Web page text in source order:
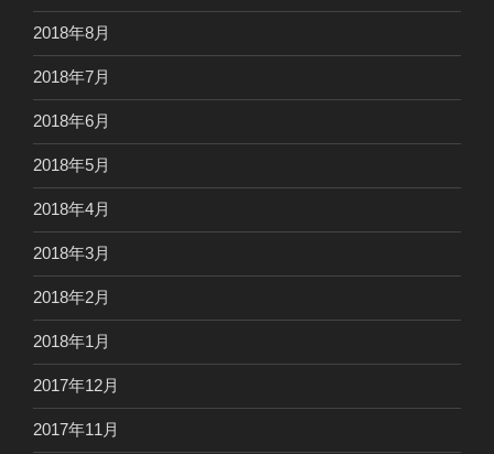
2018年8月
2018年7月
2018年6月
2018年5月
2018年4月
2018年3月
2018年2月
2018年1月
2017年12月
2017年11月